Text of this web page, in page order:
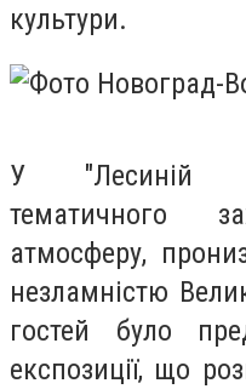
культури.
У "Лесиній
тематичного
атмосферу,
незламністю
гостей було
експозиції, що